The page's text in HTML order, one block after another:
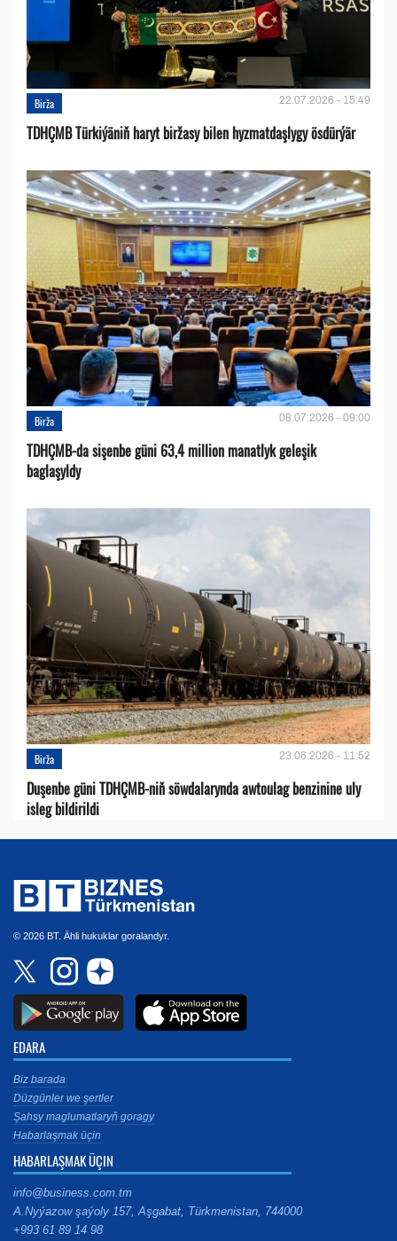
Birža 22.07.2026 - 15:49
TDHÇMB Türkiýäniň haryt biržasy bilen hyzmatdaşlygy ösdürýär
Birža 08.07.2026 - 09:00
TDHÇMB-da sişenbe güni 63,4 million manatlyk geleşik
baglaşyldy
Birža 23.06.2026 - 11:52
Duşenbe güni TDHÇMB-niň söwdalarynda awtoulag benzinine uly
isleg bildirildi
© 2026 BT. Ähli hukuklar goralandyr.
EDARA
Biz barada
Düzgünler we şertler
Şahsy maglumatlaryň goragy
Habarlaşmak üçin
HABARLAŞMAK ÜÇIN
info@business.com.tm
A.Nyýazow şaýoly 157, Aşgabat, Türkmenistan, 744000
+993 61 89 14 98